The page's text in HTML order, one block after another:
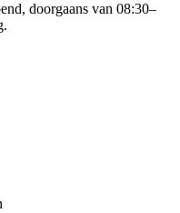
doorgaans van 08:30–